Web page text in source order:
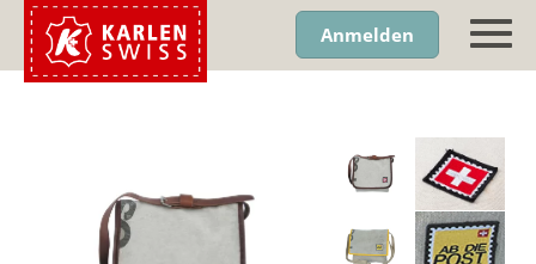
Anmelden